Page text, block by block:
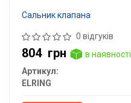
Сальник клапана
0 відгуків
804 грн
в наявності
Артикул:
ELRING